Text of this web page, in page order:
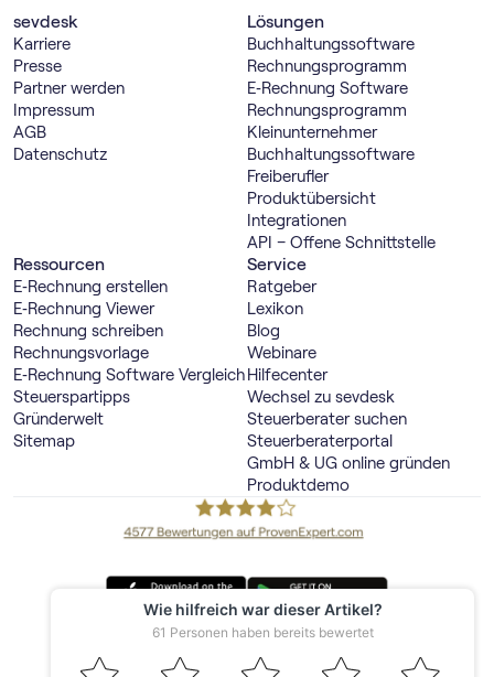
sevdesk
Karriere
Presse
Partner werden
Impressum
AGB
Datenschutz
Lösungen
Buch­haltungs­software
Rechnungs­programm
E‑Rechnung Software
Rechnungs­programm
Kleinunternehmer
Buch­haltungs­software
Freiberufler
Produktübersicht
Integrationen
API – Offene Schnittstelle
Ressourcen
E‑Rechnung erstellen
E‑Rechnung Viewer
Rechnung schreiben
Rechnungsvorlage
E‑Rechnung Software Vergleich
Steuerspartipps
Gründerwelt
Sitemap
Service
Ratgeber
Lexikon
Blog
Webinare
Hilfecenter
Wechsel zu sevdesk
Steuerberater suchen
Steuerberaterportal
GmbH & UG online gründen
Produktdemo
Deutschland